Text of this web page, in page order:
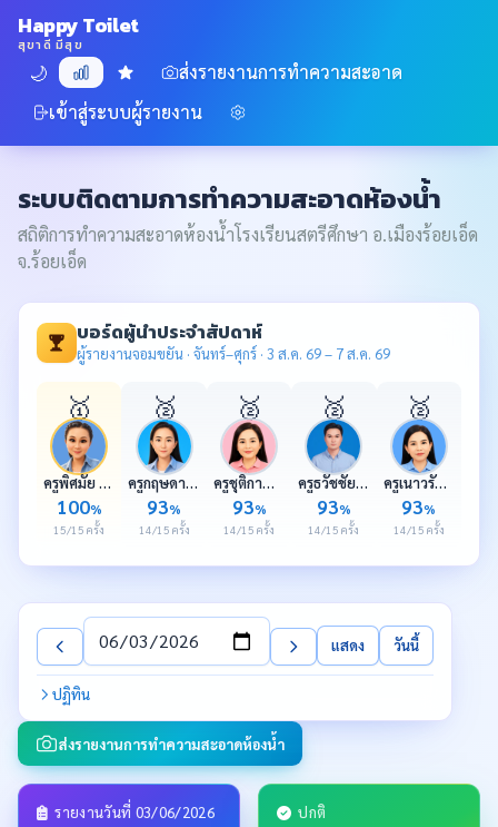
Happy Toilet
สุขาดี มีสุข
🌙 ภาพรวมโหวตประจำสัปดาห์
ส่งรายงานการทำความสะอาด
เข้าสู่ระบบผู้รายงาน
แอดมิน
ระบบติดตามการทำความสะอาดห้องน้ำ
สถิติการทำความสะอาดห้องน้ำโรงเรียนสตรีศึกษา อ.เมืองร้อยเอ็ด
จ.ร้อยเอ็ด
บอร์ดผู้นำประจำสัปดาห์
ผู้รายงานจอมขยัน · จันทร์–ศุกร์ · 3 ส.ค. 69 – 7 ส.ค. 69
🥇
ครูพิศมัย อามัสสา
100%
15/15 ครั้ง
🥈
ครูกฤษดา วรรณขาม
93%
14/15 ครั้ง
🥈
ครูชุติกาญจน์ สุดบนิด
93%
14/15 ครั้ง
🥈
ครูธวัชชัย บวรโมทย์
93%
14/15 ครั้ง
🥈
ครูเนาวรัตน์ เฉลิมแสน
93%
14/15 ครั้ง
วันที่
แสดง วันนี้
ปฏิทิน
ส่งรายงานการทำความสะอาดห้องน้ำ
รายงานวันที่ 03/06/2026 ปกติ